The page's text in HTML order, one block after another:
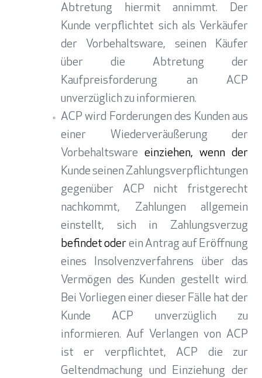
Abtretung hiermit annimmt. Der
Kunde verpflichtet sich als Verkäufer
der Vorbehaltsware, seinen Käufer
über die Abtretung der
Kaufpreisforderung an ACP
unverzüglich zu informieren.
ACP wird Forderungen des Kunden aus
einer Wiederveräußerung der
Vorbehaltsware einziehen, wenn der
Kunde seinen Zahlungsverpflichtungen
gegenüber ACP nicht fristgerecht
nachkommt, Zahlungen allgemein
einstellt, sich in Zahlungsverzug
befindet oder ein Antrag auf Eröffnung
eines Insolvenzverfahrens über das
Vermögen des Kunden gestellt wird.
Bei Vorliegen einer dieser Fälle hat der
Kunde ACP unverzüglich zu
informieren. Auf Verlangen von ACP
ist er verpflichtet, ACP die zur
Geltendmachung und Einziehung der